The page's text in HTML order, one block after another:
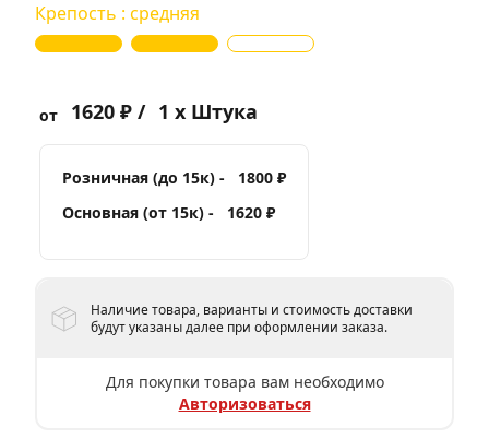
Крепость : средняя
от 1620 ₽ / 1 x Штука
Розничная (до 15к) -
1800 ₽
Основная (от 15к) -
1620 ₽
Наличие товара, варианты и стоимость доставки
будут указаны далее при оформлении заказа.
Для покупки товара вам необходимо
Авторизоваться